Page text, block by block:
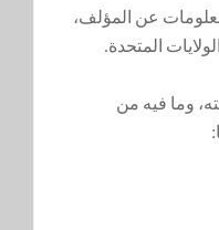
عن المؤلف،
المتحدة.
وما فيه من